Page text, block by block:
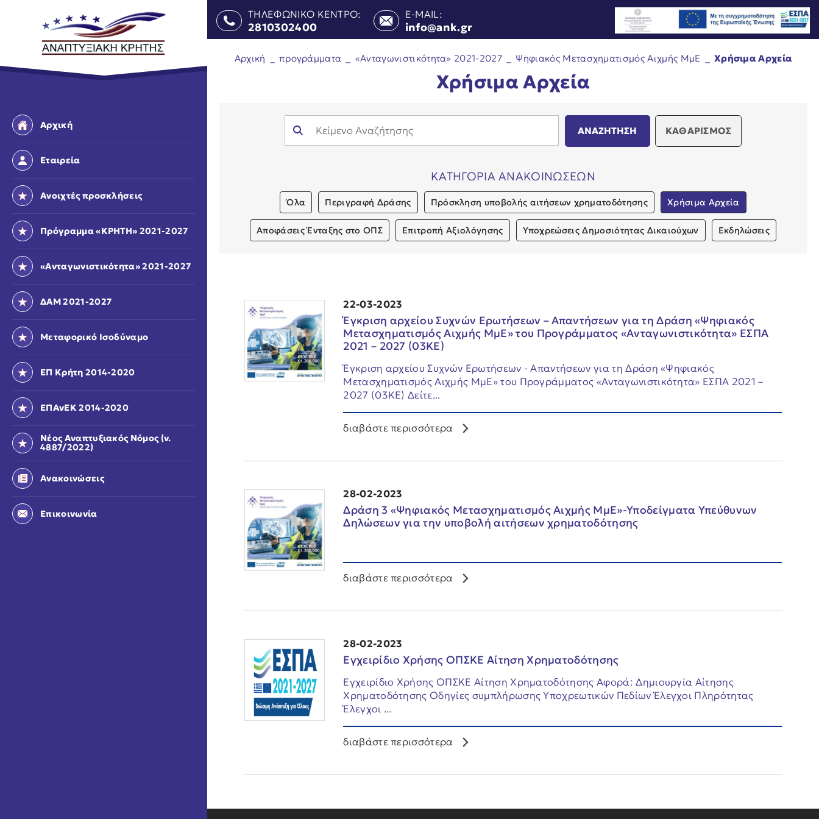
Αρχική
Εταιρεία
Ανοιχτές προσκλήσεις
Πρόγραμμα «ΚΡΗΤΗ» 2021-2027
«Ανταγωνιστικότητα» 2021-2027
ΔΑΜ 2021-2027
Μεταφορικό Ισοδύναμο
ΕΠ Κρήτη 2014-2020
ΕΠΑνΕΚ 2014-2020
Νέος Αναπτυξιακός Νόμος (ν.
4887/2022)
Ανακοινώσεις
Επικοινωνία
ΤΗΛΕΦΩΝΙΚΟ ΚΕΝΤΡΟ:
2810302400
E-MAIL:
info@ank.gr
Αρχική προγράμματα «Ανταγωνιστικότητα» 2021-2027 Ψηφιακός Μετασχηματισμός Αιχμής ΜμΕ Χρήσιμα Αρχεία
Χρήσιμα Αρχεία
ΚΑΘΑΡΙΣΜΟΣ
ΚΑΤΗΓΟΡΙΑ ΑΝΑΚΟΙΝΩΣΕΩΝ
Όλα Περιγραφή Δράσης Πρόσκληση υποβολής αιτήσεων χρηματοδότησης Χρήσιμα Αρχεία
Αποφάσεις Ένταξης στο ΟΠΣ Επιτροπή Αξιολόγησης Υποχρεώσεις Δημοσιότητας Δικαιούχων Εκδηλώσεις
22-03-2023
Έγκριση αρχείου Συχνών Ερωτήσεων – Απαντήσεων για τη Δράση «Ψηφιακός
Μετασχηματισμός Αιχμής ΜμΕ» του Προγράμματος «Ανταγωνιστικότητα» ΕΣΠΑ
2021 – 2027 (03ΚΕ)
Έγκριση αρχείου Συχνών Ερωτήσεων - Απαντήσεων για τη Δράση «Ψηφιακός
Μετασχηματισμός Αιχμής ΜμΕ» του Προγράμματος «Ανταγωνιστικότητα» ΕΣΠΑ 2021 –
2027 (03ΚΕ) Δείτε...
διαβάστε περισσότερα
28-02-2023
Δράση 3 «Ψηφιακός Μετασχηματισμός Αιχμής ΜμΕ»-Υποδείγματα Υπεύθυνων
Δηλώσεων για την υποβολή αιτήσεων χρηματοδότησης
διαβάστε περισσότερα
28-02-2023
Εγχειρίδιο Χρήσης ΟΠΣΚΕ Αίτηση Χρηματοδότησης
Εγχειρίδιο Χρήσης ΟΠΣΚΕ Αίτηση Χρηματοδότησης Αφορά: Δημιουργία Αίτησης
Χρηματοδότησης Οδηγίες συμπλήρωσης Υποχρεωτικών Πεδίων Έλεγχοι Πληρότητας
Έλεγχοι ...
διαβάστε περισσότερα